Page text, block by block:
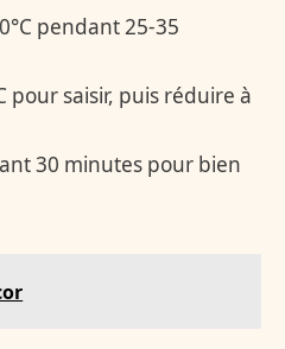
pendant 25-35
pour saisir, puis réduire à
30 minutes pour bien